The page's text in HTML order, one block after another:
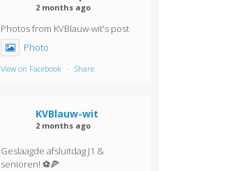
2 months ago
Photos from KVBlauw-wit's post
Photo
View on Facebook · Share
KVBlauw-wit
2 months ago
Geslaagde afsluitdag J1 &
senioren! ⚽🍕